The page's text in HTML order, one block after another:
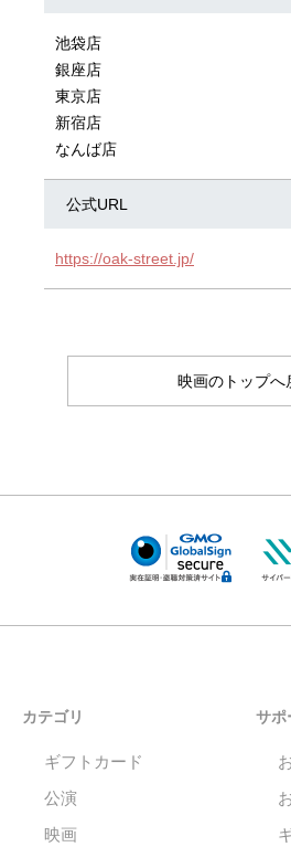
池袋店
銀座店
東京店
新宿店
なんば店
公式URL
https://oak-street.jp/
映画のトップへ
カテゴリ
ギフトカード
公演
映画
サポ